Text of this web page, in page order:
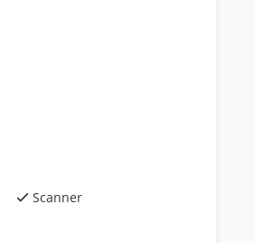
Scanner